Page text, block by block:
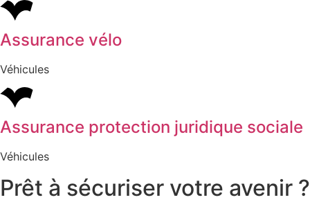
Assurance vélo
Véhicules
Assurance protection juridique sociale
Véhicules
Prêt à sécuriser votre avenir ?